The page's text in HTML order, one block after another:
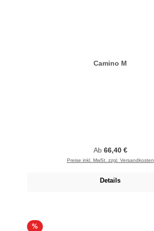
Camino M
Regulärer Preis:
Ab 66,40 €
Preise inkl. MwSt. zzgl. Versandkosten
Details
%Rabatt